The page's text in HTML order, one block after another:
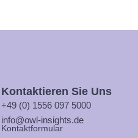
Kontaktieren Sie Uns
+49 (0) 1556 097 5000
info@owl-insights.de
Kontaktformular